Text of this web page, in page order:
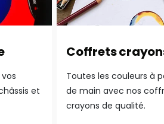
et
Coffrets
Toutes les couleurs à
de main avec nos
crayons de qualité.